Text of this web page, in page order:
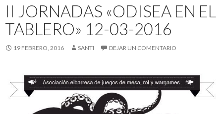
II JORNADAS «ODISEA EN EL
TABLERO» 12-03-2016
19 FEBRERO, 2016 SANTI DEJAR UN COMENTARIO